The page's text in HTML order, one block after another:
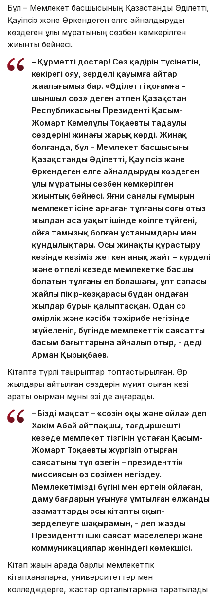
Бұл – Мемлекет басшысының Қазақстанды Әділетті,
Қауіпсіз және Өркендеген елге айналдыруды
көздеген ұлы мұратының сөзбен көмкерілген
жиынтық бейнесі.
– Құрметті достар! Сөз қадірін түсінетін,
көкірегі ояу, зерделі қауымға айтар
жаңалығымыз бар. «Әділетті қоғамға –
шыншыл сөз» деген атпен Қазақстан
Республикасының Президенті Қасым-
Жомарт Кемелұлы Тоқаевтың таңдаулы
сөздерінің жинағы жарық көрді. Жинақ
болғанда, бұл – Мемлекет басшысының
Қазақстанды Әділетті, Қауіпсіз және
Өркендеген елге айналдыруды көздеген
ұлы мұратының сөзбен көмкерілген
жиынтық бейнесі. Яғни саналы ғұмырын
мемлекет ісіне арнаған тұлғаның соңғы отыз
жылдан аса уақыт ішінде көңілге түйгені,
ойға тамызық болған ұстанымдары мен
құндылықтары. Осы жинақты құрастыру
кезінде көзіміз жеткен анық жайт – күрделі
және өтпелі кезеңде мемлекетке басшы
болатын тұлғаның ел болашағы, ұлт сапасы
жайлы пікір-көзқарасы бұдан ондаған
жылдар бұрын қалыптасқан. Одан соң
өмірлік және кәсіби тәжірибе негізінде
жүйеленіп, бүгінде мемлекеттік саясаттың
басым бағыттарына айналып отыр, - деді
Арман Қырықбаев.
Кітапта түрлі тақырыптар топтастырылған. Әр
жылдары айтылған сөздерін мұқият оқыған көзі
қарақты оқырман мұны өзі де аңғарады.
– Біздің мақсат – «сөзін оқы және ойла» деп
Хакім Абай айтпақшы, тағдыршешті
кезеңде мемлекет тізгінін ұстаған Қасым-
Жомарт Тоқаевтың жүргізіп отырған
саясатының түп өзегін – президенттік
миссиясын өз сөзімен негіздеу.
Мемлекетіміздің бүгіні мен ертеңін ойлаған,
даму бағдарын ұғынуға ұмтылған елжанды
азаматтарды осы кітапты оқып-
зерделеуге шақырамын, - деп жазды
Президенттің ішкі саясат мәселелері және
коммуникациялар жөніндегі көмекшісі.
Кітап жақын арада барлық мемлекеттік
кітапханаларға, университеттер мен
колледждерге, жастар орталықтарына таратылады